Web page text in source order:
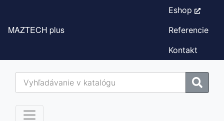
MAZTECH plus
Eshop
Referencie
Kontakt